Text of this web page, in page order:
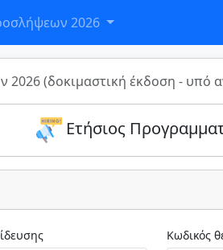
2026
(δοκιμαστική έκδοση - υπό
Ετήσιος
εκπαίδευσης Κωδικός